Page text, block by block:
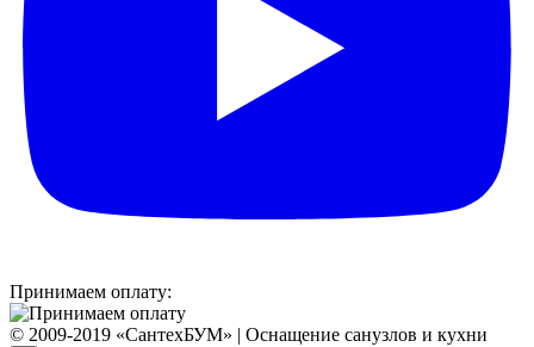
Принимаем оплату:
© 2009-2019 «СантехБУМ» | Оснащение санузлов и кухни